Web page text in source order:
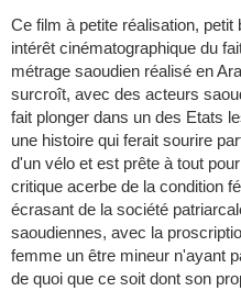
Ce film à petite réalisation,
intérêt cinématographique du
métrage saoudien réalisé en
surcroît, avec des acteurs
fait plonger dans un des Etats
une histoire qui ferait sourire
d'un vélo et est prête à tout
critique acerbe de la condition
écrasant de la société
saoudiennes, avec la
femme un être mineur n'ayant
de quoi que ce soit dont son